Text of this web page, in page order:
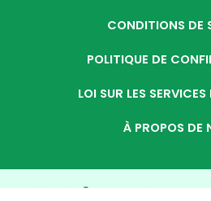
CONDITIONS DE
POLITIQUE DE
LOI SUR LES
À PROPOS DE